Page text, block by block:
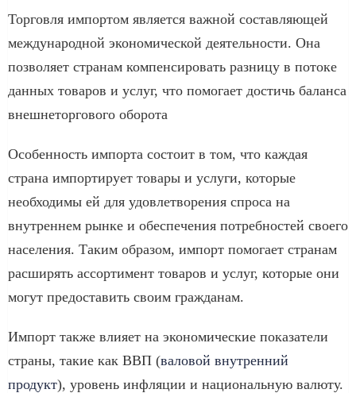
Торговля импортом является важной составляющей
международной экономической деятельности. Она
позволяет странам компенсировать разницу в потоке
данных товаров и услуг, что помогает достичь баланса
внешнеторгового оборота
Особенность импорта состоит в том, что каждая
страна импортирует товары и услуги, которые
необходимы ей для удовлетворения спроса на
внутреннем рынке и обеспечения потребностей своего
населения. Таким образом, импорт помогает странам
расширять ассортимент товаров и услуг, которые они
могут предоставить своим гражданам.
Импорт также влияет на экономические показатели
страны, такие как ВВП (валовой внутренний
продукт), уровень инфляции и национальную валюту.